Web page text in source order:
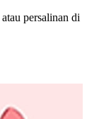
persalinan di